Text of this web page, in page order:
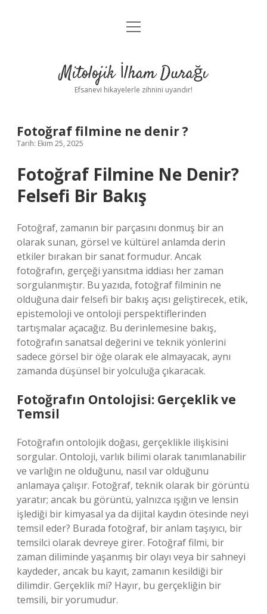
Anasayfa
Yasal Uyarı
menüyü
Mitolojik İlham Durağı
Efsanevi hikayelerle zihnini uyandır!
Fotoğraf filmine ne denir ?
Tarih: Ekim 25, 2025
Fotoğraf Filmine Ne Denir?
Felsefi Bir Bakış
Fotoğraf, zamanın bir parçasını donmuş bir an
olarak sunan, görsel ve kültürel anlamda derin
etkiler bırakan bir sanat formudur. Ancak
fotoğrafın, gerçeği yansıtma iddiası her zaman
sorgulanmıştır. Bu yazıda, fotoğraf filminin ne
olduğuna dair felsefi bir bakış açısı geliştirecek, etik,
epistemoloji ve ontoloji perspektiflerinden
tartışmalar açacağız. Bu derinlemesine bakış,
fotoğrafın sanatsal değerini ve teknik yönlerini
sadece görsel bir öğe olarak ele almayacak, aynı
zamanda düşünsel bir yolculuğa çıkaracak.
Fotoğrafın Ontolojisi: Gerçeklik ve
Temsil
Fotoğrafın ontolojik doğası, gerçeklikle ilişkisini
sorgular. Ontoloji, varlık bilimi olarak tanımlanabilir
ve varlığın ne olduğunu, nasıl var olduğunu
anlamaya çalışır. Fotoğraf, teknik olarak bir görüntü
yaratır; ancak bu görüntü, yalnızca ışığın ve lensin
işlediği bir kimyasal ya da dijital kaydın ötesinde neyi
temsil eder? Burada fotoğraf, bir anlam taşıyıcı, bir
temsilci olarak devreye girer. Fotoğraf filmi, bir
zaman diliminde yaşanmış bir olayı veya bir sahneyi
kaydeder, ancak bu kayıt, zamanın kesildiği bir
dilimdir. Gerçeklik mi? Hayır, bu gerçekliğin bir
temsili, bir yorumudur.